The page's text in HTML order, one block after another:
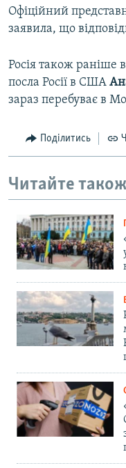
Офіційний
заявила, що
Росія також раніше
посла Росії в США
зараз перебуває в
Поділитись
Читайте також